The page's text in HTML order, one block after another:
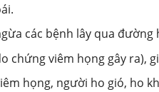
các bệnh lây qua đường
chứng viêm họng gây ra),
họng, người ho gió, ho